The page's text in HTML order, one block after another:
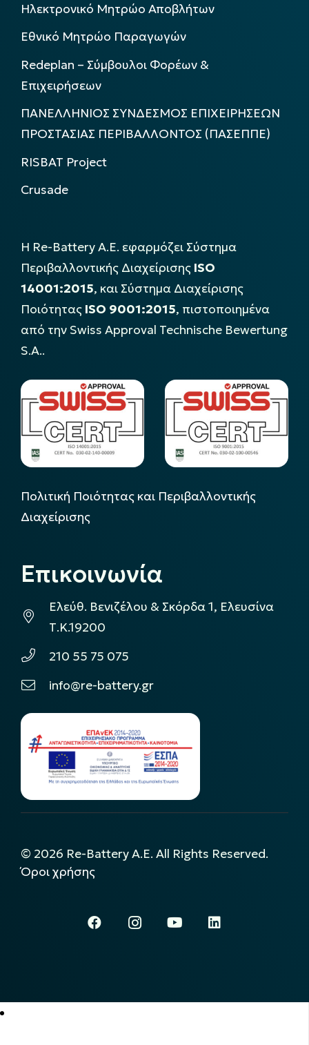
Ηλεκτρονικό Μητρώο Αποβλήτων
Εθνικό Μητρώο Παραγωγών
Redeplan – Σύμβουλοι Φορέων &
Επιχειρήσεων
ΠΑΝΕΛΛΗΝΙΟΣ ΣΥΝΔΕΣΜΟΣ ΕΠΙΧΕΙΡΗΣΕΩΝ
ΠΡΟΣΤΑΣΙΑΣ ΠΕΡΙΒΑΛΛΟΝΤΟΣ (ΠΑΣΕΠΠΕ)
RISBAT Project
Crusade
Η Re-Battery Α.Ε. εφαρμόζει Σύστημα
Περιβαλλοντικής Διαχείρισης ISO
14001:2015, και Σύστημα Διαχείρισης
Ποιότητας ISO 9001:2015, πιστοποιημένα
από την Swiss Approval Technische Bewertung
S.A..
Πολιτική Ποιότητας και Περιβαλλοντικής
Διαχείρισης
Επικοινωνία
Ελεύθ. Βενιζέλου & Σκόρδα 1, Ελευσίνα
Τ.Κ.19200
210 55 75 075
info@re-battery.gr
© 2026 Re-Battery A.E. All Rights Reserved.
Όροι χρήσης